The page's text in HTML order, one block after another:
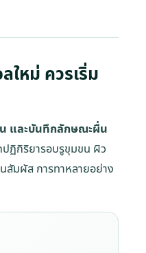
ใหม่ ควรเริ่ม
และบันทึกลักษณะผื่น
ปฏิกิริยารอบรูขุมขน ผิว
สัมผัส การทาหลายอย่าง